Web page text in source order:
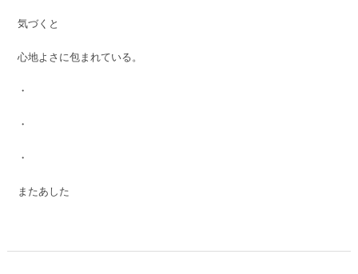
気づくと
心地よさに包まれている。
・
・
・
またあした